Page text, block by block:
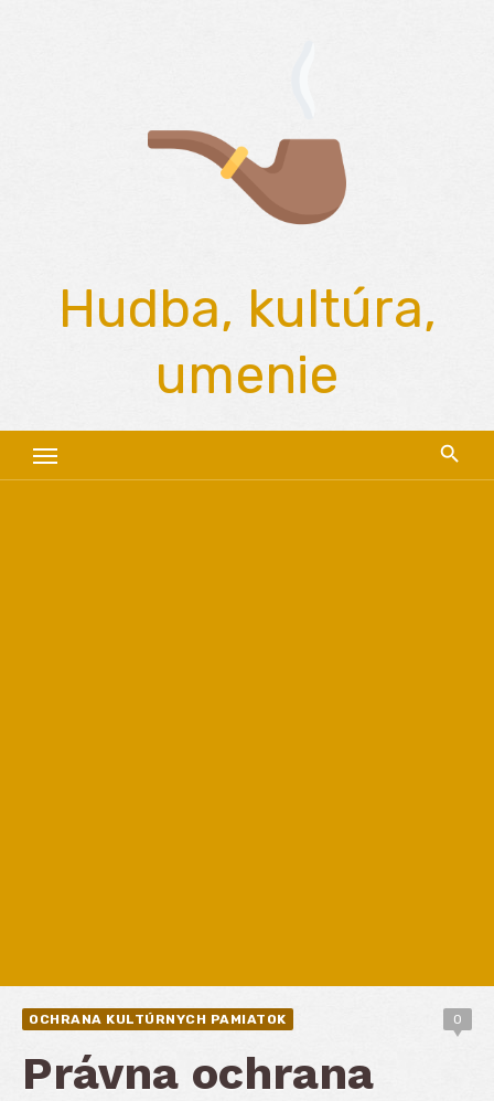
Hudba, kultúra,
umenie
OCHRANA KULTÚRNYCH PAMIATOK 0
Právna ochrana